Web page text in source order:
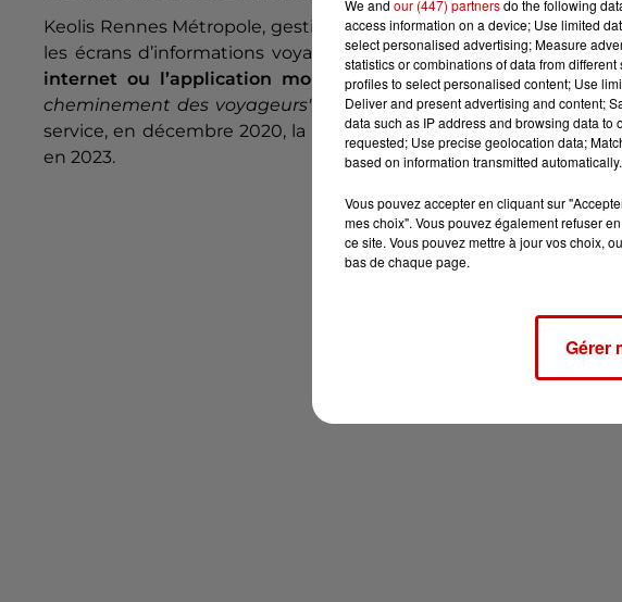
Keolis Rennes Métropole, gestionnaire du réseau STAR,
les écrans d’informations voyageurs, ainsi que sur l’ensemble
internet ou l’application mobile. Une signalétique en
cheminement des voyageurs"
, dépeint dans un communiqué
service, en décembre 2020, la fraude a reculé dans le métro de
en 2023.
We and our (447) partnersdo the following
access information on a device; Use limited
select personalised advertising; Measure
statistics or combinations of data from
profiles to select personalised content; Use
Deliver and present advertising and content;
data such as IP address and browsing data
requested; Use precise geolocation data;
based on information transmitted automatically.
Vous pouvez accepter en cliquant sur
mes choix". Vous pouvez également refuser
ce site. Vous pouvez mettre à jour vos choix,
bas de chaque page.
Gérer